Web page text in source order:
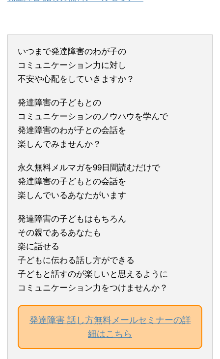
いつまで発達障害のわが子の
コミュニケーション力に対し
不安や心配をしていきますか？
発達障害の子どもとの
コミュニケーションのノウハウを学んで
発達障害のわが子との会話を
楽しんでみませんか？
永久無料メルマガを99日間読むだけで
発達障害の子どもとの会話を
楽しんでいるあなたがいます
発達障害の子どもはもちろん
その親であるあなたも
楽に話せる
子どもに伝わる話し方ができる
子どもと話すのが楽しいと思えるように
コミュニケーション力をつけませんか？
発達障害 話し方無料メールセミナーの詳
細はこちら